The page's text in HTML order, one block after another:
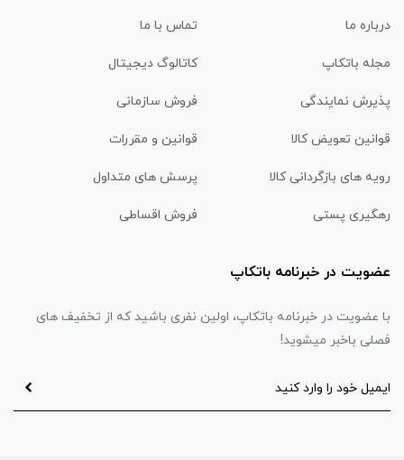
درباره ما تماس با ما
مجله باتکاپ کاتالوگ دیجیتال
پذیرش نمایندگی فروش سازمانی
قوانین تعویض کالا قوانین و مقررات
رویه های بازگردانی کالا پرسش های متداول
رهگیری پستی فروش اقساطی
عضویت در خبرنامه باتکاپ
با عضویت در خبرنامه باتکاپ، اولین نفری باشید که از تخفیف های
فصلی باخبر میشوید!